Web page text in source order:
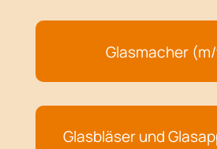
Glasmacher
Glasbläser und